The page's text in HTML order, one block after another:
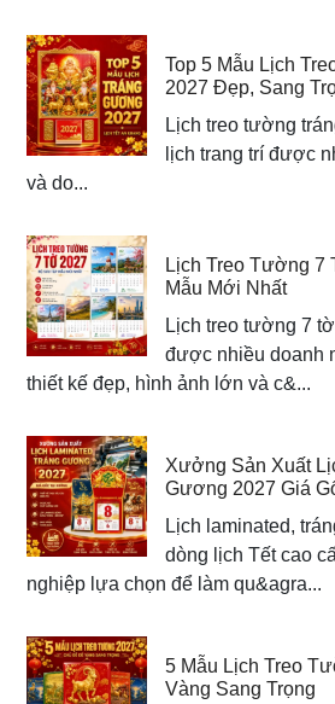
Top 5 Mẫu Lịch
2027 Đẹp, Sang
Lịch treo tường
lịch trang trí được
và do...
Lịch Treo Tường 7
Mẫu Mới Nhất
Lịch treo tường 7
được nhiều doanh
thiết kế đẹp, hình ảnh lớn và c&...
Xưởng Sản Xuất
Gương 2027 Giá
Lịch laminated,
dòng lịch Tết cao
nghiệp lựa chọn để làm qu&agra...
5 Mẫu Lịch Treo
Vàng Sang Trọng